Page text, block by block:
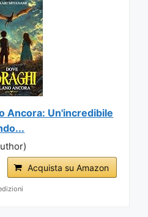
Ancora: Un'incredibile
Acquista su Amazon